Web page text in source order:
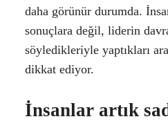
daha görünür durumda.
sonuçlara değil, liderin
söyledikleriyle yaptıkları
dikkat ediyor.
İnsanlar artık